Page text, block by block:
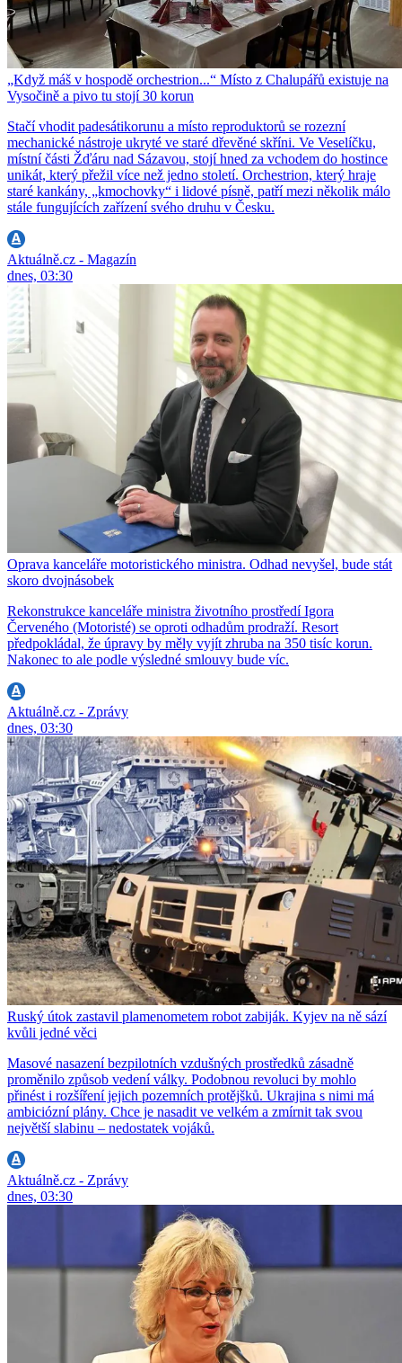
„Když máš v hospodě orchestrion...“ Místo z Chalupářů existuje na
Vysočině a pivo tu stojí 30 korun
Stačí vhodit padesátikorunu a místo reproduktorů se rozezní
mechanické nástroje ukryté ve staré dřevěné skříni. Ve Veselíčku,
místní části Žďáru nad Sázavou, stojí hned za vchodem do hostince
unikát, který přežil více než jedno století. Orchestrion, který hraje
staré kankány, „kmochovky“ i lidové písně, patří mezi několik málo
stále fungujících zařízení svého druhu v Česku.
Aktuálně.cz - Magazín
dnes, 03:30
Oprava kanceláře motoristického ministra. Odhad nevyšel, bude stát
skoro dvojnásobek
Rekonstrukce kanceláře ministra životního prostředí Igora
Červeného (Motoristé) se oproti odhadům prodraží. Resort
předpokládal, že úpravy by měly vyjít zhruba na 350 tisíc korun.
Nakonec to ale podle výsledné smlouvy bude víc.
Aktuálně.cz - Zprávy
dnes, 03:30
Ruský útok zastavil plamenometem robot zabiják. Kyjev na ně sází
kvůli jedné věci
Masové nasazení bezpilotních vzdušných prostředků zásadně
proměnilo způsob vedení války. Podobnou revoluci by mohlo
přinést i rozšíření jejich pozemních protějšků. Ukrajina s nimi má
ambiciózní plány. Chce je nasadit ve velkém a zmírnit tak svou
největší slabinu – nedostatek vojáků.
Aktuálně.cz - Zprávy
dnes, 03:30